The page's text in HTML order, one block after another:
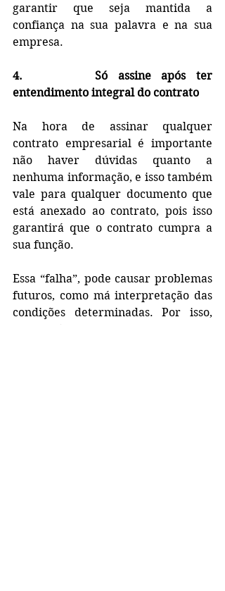
garantir que seja mantida a
confiança na sua palavra e na sua
empresa.
4.       Só assine após ter
entendimento integral do contrato
Na hora de assinar qualquer
contrato empresarial é importante
não haver dúvidas quanto a
nenhuma informação, e isso também
vale para qualquer documento que
está anexado ao contrato, pois isso
garantirá que o contrato cumpra a
sua função.
Essa “falha”, pode causar problemas
futuros, como má interpretação das
não assine um contrato enquanto